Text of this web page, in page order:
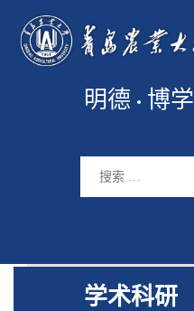
明德 博学
学术科研